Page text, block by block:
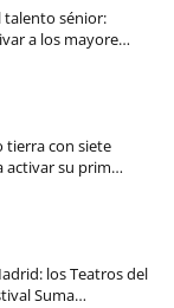
talento sénior:
a los mayore…
tierra con siete
activar su prim…
los Teatros del
Suma…